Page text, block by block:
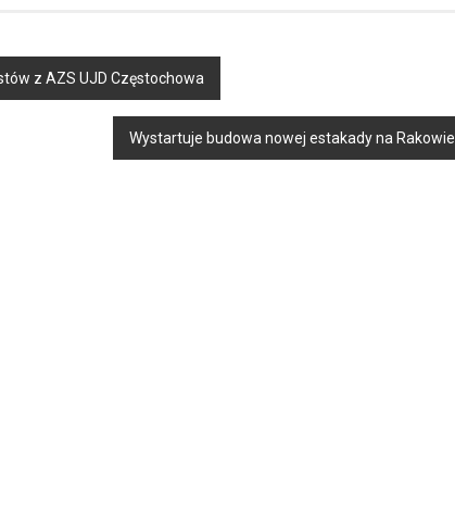
z AZS UJD Częstochowa
Wystartuje budowa nowej estakady na Rakowie